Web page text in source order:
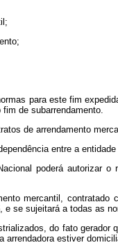
para este fim
de subarrendamento.
de arrendamento
entre a
poderá
mercantil,
se sujeitará a todas as
do fato
arrendadora estiver